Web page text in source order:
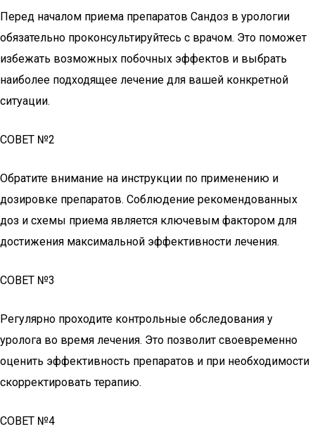
Перед началом приема препаратов Сандоз в урологии
обязательно проконсультируйтесь с врачом. Это поможет
избежать возможных побочных эффектов и выбрать
наиболее подходящее лечение для вашей конкретной
ситуации.
СОВЕТ №2
Обратите внимание на инструкции по применению и
дозировке препаратов. Соблюдение рекомендованных
доз и схемы приема является ключевым фактором для
достижения максимальной эффективности лечения.
СОВЕТ №3
Регулярно проходите контрольные обследования у
уролога во время лечения. Это позволит своевременно
оценить эффективность препаратов и при необходимости
скорректировать терапию.
СОВЕТ №4